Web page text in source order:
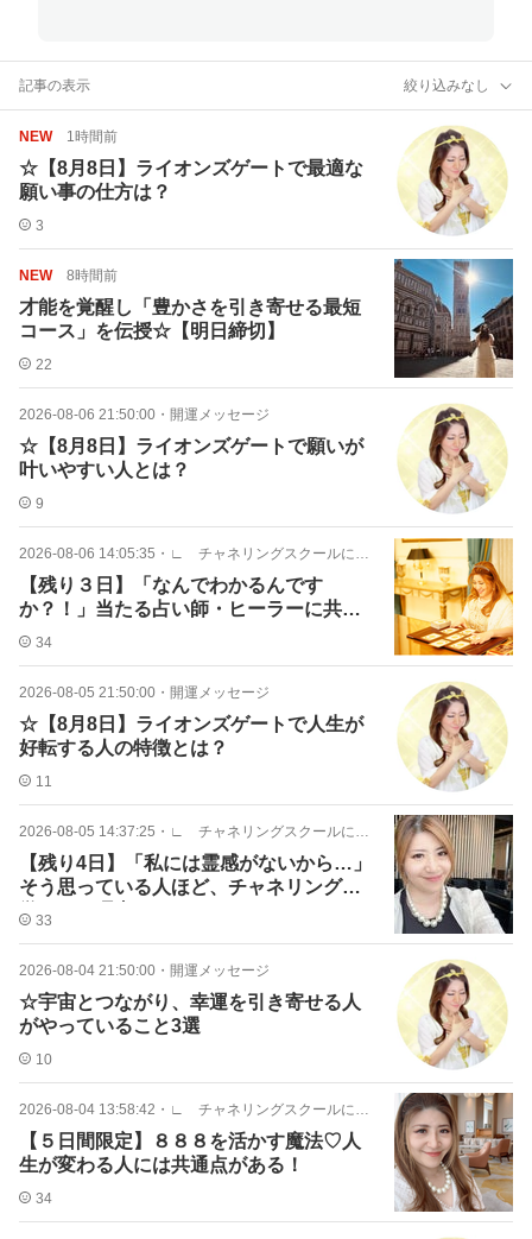
記事の表示 絞り込みなし
NEW 1時間前
☆【8月8日】ライオンズゲートで最適な
願い事の仕方は？
3
NEW 8時間前
才能を覚醒し「豊かさを引き寄せる最短
コース」を伝授☆【明日締切】
22
2026-08-06 21:50:00 ・ 開運メッセージ
☆【8月8日】ライオンズゲートで願いが
叶いやすい人とは？
9
2026-08-06 14:05:35 ・ ∟ チャネリングスクールについて
【残り３日】「なんでわかるんです
か？！」当たる占い師・ヒーラーに共通
する"あるスキル"とは？
34
2026-08-05 21:50:00 ・ 開運メッセージ
☆【8月8日】ライオンズゲートで人生が
好転する人の特徴とは？
11
2026-08-05 14:37:25 ・ ∟ チャネリングスクールについて
【残り4日】「私には霊感がないから…」
そう思っている人ほど、チャネリングを
学ぶべき理由
33
2026-08-04 21:50:00 ・ 開運メッセージ
☆宇宙とつながり、幸運を引き寄せる人
がやっていること3選
10
2026-08-04 13:58:42 ・ ∟ チャネリングスクールについて
【５日間限定】８８８を活かす魔法♡人
生が変わる人には共通点がある！
34